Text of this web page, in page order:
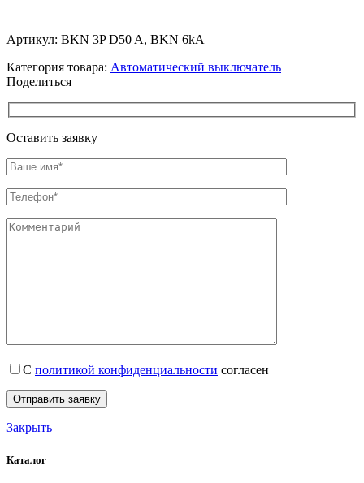
Артикул: BKN 3P D50 A, BKN 6kA
Категория товара: Автоматический выключатель
Поделиться
Оставить заявку
С политикой конфиденциальности согласен
Закрыть
Каталог